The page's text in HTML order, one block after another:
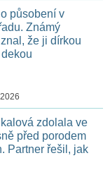
působení v
Známý
že ji dírkou
zdolala ve
před porodem
Partner řešil, jak